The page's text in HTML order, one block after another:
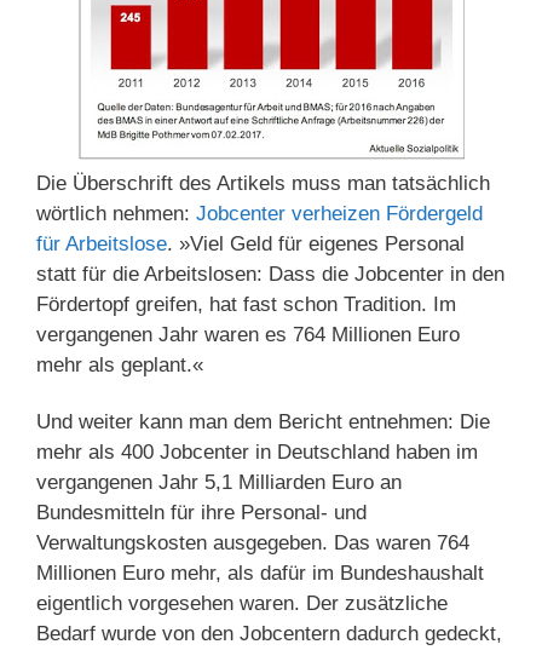
Die Überschrift des Artikels muss man tatsächlich
wörtlich nehmen: Jobcenter verheizen Fördergeld
für Arbeitslose. »Viel Geld für eigenes Personal
statt für die Arbeitslosen: Dass die Jobcenter in den
Fördertopf greifen, hat fast schon Tradition. Im
vergangenen Jahr waren es 764 Millionen Euro
mehr als geplant.«
Und weiter kann man dem Bericht entnehmen: Die
mehr als 400 Jobcenter in Deutschland haben im
vergangenen Jahr 5,1 Milliarden Euro an
Bundesmitteln für ihre Personal- und
Verwaltungskosten ausgegeben. Das waren 764
Millionen Euro mehr, als dafür im Bundeshaushalt
eigentlich vorgesehen waren. Der zusätzliche
Bedarf wurde von den Jobcentern dadurch gedeckt,